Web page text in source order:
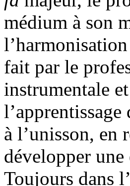
médium à son
fait par le
instrumentale
à l’unisson, en
développer
Toujours dans